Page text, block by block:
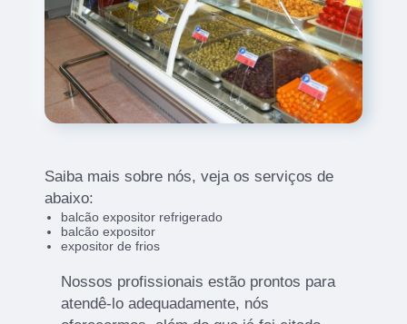
Saiba mais sobre nós, veja os serviços de
abaixo:
balcão expositor refrigerado
balcão expositor
expositor de frios
Nossos profissionais estão prontos para
atendê-lo adequadamente, nós